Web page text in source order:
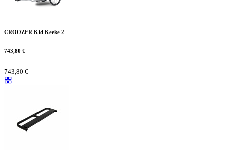
CROOZER Kid Keeke 2
743,80 €
743,80€